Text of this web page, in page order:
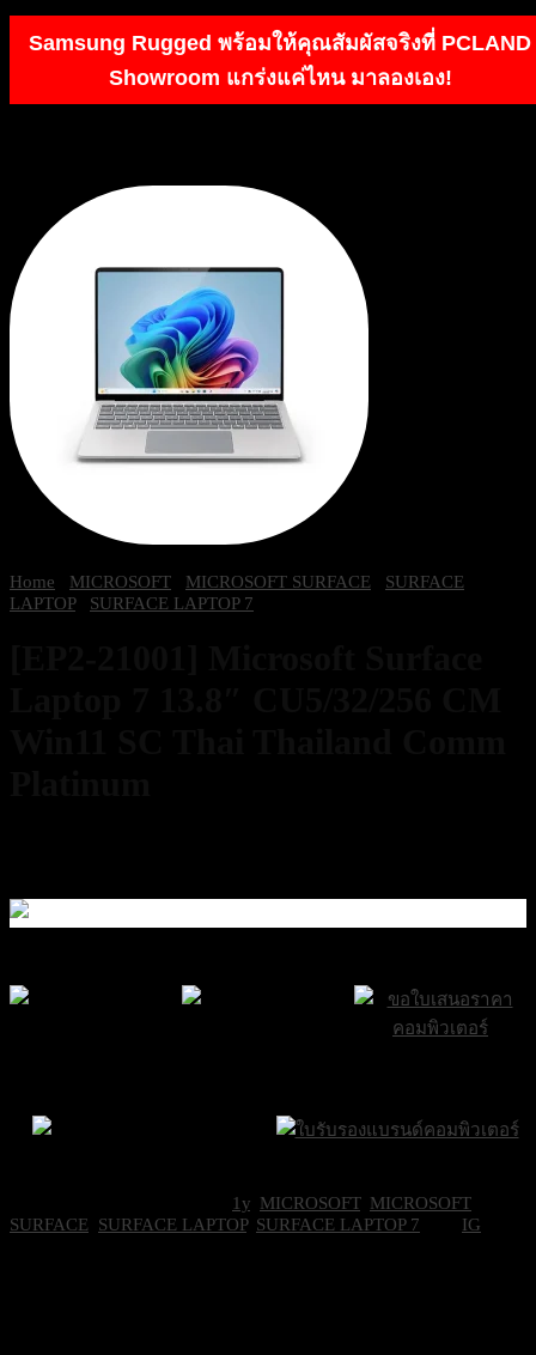
Samsung Rugged พร้อมให้คุณสัมผัสจริงที่ PCLAND
Showroom แกร่งแค่ไหน มาลองเอง!
Home MICROSOFT MICROSOFT SURFACE
SURFACE
LAPTOP
SURFACE LAPTOP 7
1y MICROSOFT, MICROSOFT
SURFACE SURFACE LAPTOP, SURFACE LAPTOP 7 IG